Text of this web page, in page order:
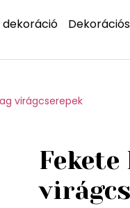
dekoráció
virágcserepek